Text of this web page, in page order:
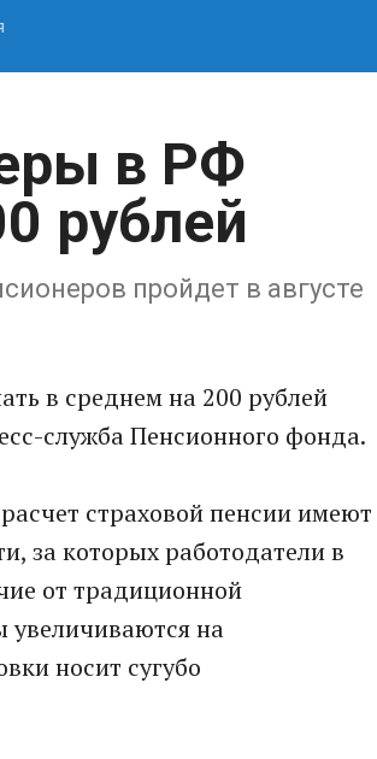
в РФ
рублей
пройдет в августе
в среднем на 200 рублей
служба Пенсионного фонда.
страховой пенсии имеют
за которых работодатели в
от традиционной
увеличиваются на
носит сугубо